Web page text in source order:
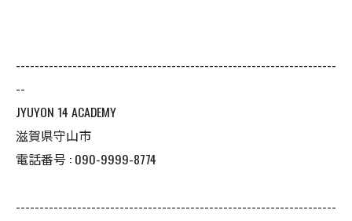
--------------------------------------------------------------------
--
JYUYON 14 ACADEMY
滋賀県守山市
電話番号 : 090-9999-8774
--------------------------------------------------------------------